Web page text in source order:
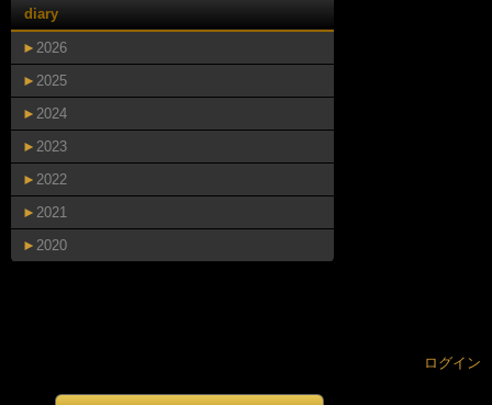
diary
► 2026
► 2025
► 2024
► 2023
► 2022
► 2021
► 2020
ログイン